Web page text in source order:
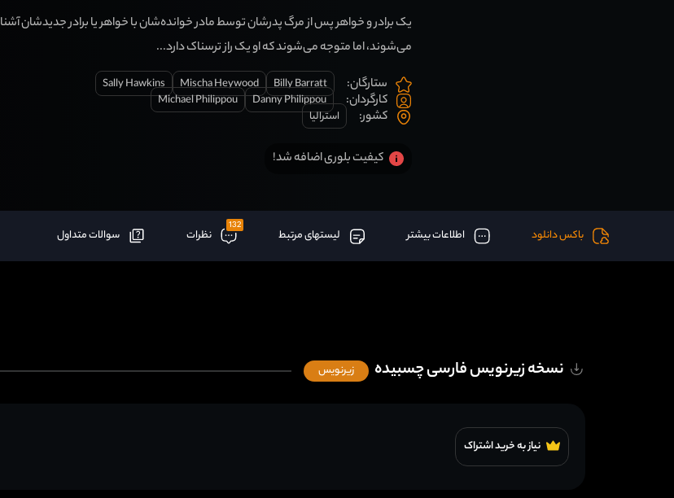
یک برادر و خواهر پس از مرگ پدرشان توسط مادر خوانده‌شان با خواهر یا برادر جدیدشان آشنا
می‌شوند، اما متوجه می‌شوند که او یک راز ترسناک دارد...
ستارگان:
Billy Barratt
Mischa Heywood
Sally Hawkins
کارگردان: Danny Philippou
Michael Philippou
کشور: استرالیا
کیفیت بلوری اضافه شد!
باکس دانلود اطلاعات بیشتر لیستهای مرتبط
132
نظرات سوالات متداول
نسخه زیرنویس فارسی چسبیده زیرنویس
نیاز به خرید اشتراک